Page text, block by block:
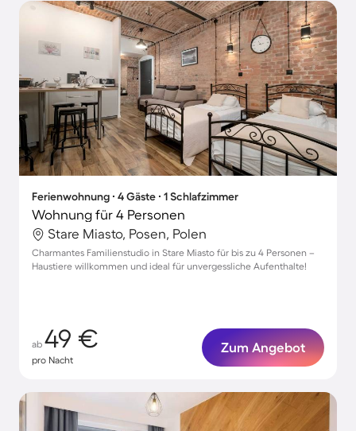
Ferienwohnung ∙ 4 Gäste ∙ 1 Schlafzimmer
Wohnung für 4 Personen
Stare Miasto, Posen, Polen
Charmantes Familienstudio in Stare Miasto für bis zu 4 Personen –
Haustiere willkommen und ideal für unvergessliche Aufenthalte!
ab 49 €
pro Nacht
Zum Angebot